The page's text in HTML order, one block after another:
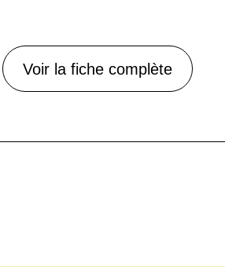
Voir la fiche complète